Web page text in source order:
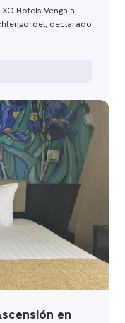
Hotels Venga a
declarado
en